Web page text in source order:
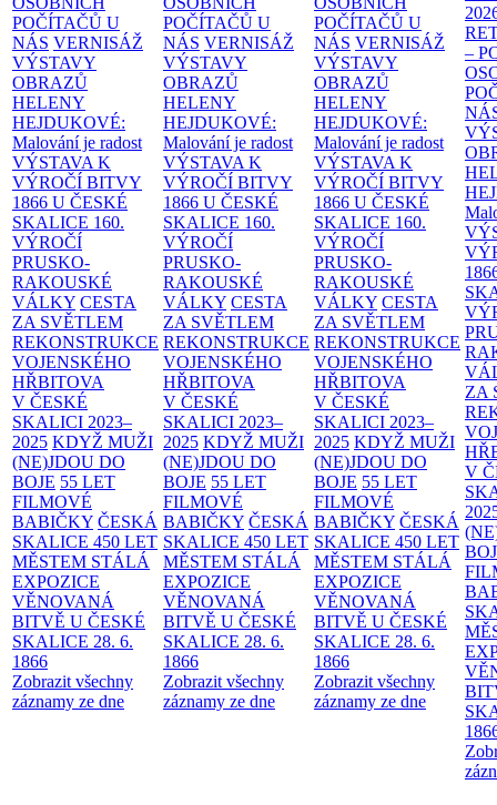
POČÍTAČŮ U
NÁS VERNISÁŽ
VÝSTAVY
OBRAZŮ
HELENY
HEJDUKOVÉ:
Malování je radost
VÝSTAVA K
VÝROČÍ BITVY
1866 U ČESKÉ
SKALICE 160.
VÝROČÍ
PRUSKO-
RAKOUSKÉ
VÁLKY CESTA
ZA SVĚTLEM
REKONSTRUKCE
VOJENSKÉHO
HŘBITOVA
V ČESKÉ
SKALICI 2023–
2025 KDYŽ MUŽI
(NE)JDOU DO
BOJE 55 LET
FILMOVÉ
BABIČKY ČESKÁ
SKALICE 450 LET
MĚSTEM STÁLÁ
EXPOZICE
VĚNOVANÁ
BITVĚ U ČESKÉ
SKALICE 28. 6.
1866
Zobrazit všechny
záznamy ze dne
POČÍTAČŮ U
NÁS VERNISÁŽ
VÝSTAVY
OBRAZŮ
HELENY
HEJDUKOVÉ:
Malování je radost
VÝSTAVA K
VÝROČÍ BITVY
1866 U ČESKÉ
SKALICE 160.
VÝROČÍ
PRUSKO-
RAKOUSKÉ
VÁLKY CESTA
ZA SVĚTLEM
REKONSTRUKCE
VOJENSKÉHO
HŘBITOVA
V ČESKÉ
SKALICI 2023–
2025 KDYŽ MUŽI
(NE)JDOU DO
BOJE 55 LET
FILMOVÉ
BABIČKY ČESKÁ
SKALICE 450 LET
MĚSTEM STÁLÁ
EXPOZICE
VĚNOVANÁ
BITVĚ U ČESKÉ
SKALICE 28. 6.
1866
Zobrazit všechny
záznamy ze dne
POČÍTAČŮ U
NÁS VERNISÁŽ
VÝSTAVY
OBRAZŮ
HELENY
HEJDUKOVÉ:
Malování je radost
VÝSTAVA K
VÝROČÍ BITVY
1866 U ČESKÉ
SKALICE 160.
VÝROČÍ
PRUSKO-
RAKOUSKÉ
VÁLKY CESTA
ZA SVĚTLEM
REKONSTRUKCE
VOJENSKÉHO
HŘBITOVA
V ČESKÉ
SKALICI 2023–
2025 KDYŽ MUŽI
(NE)JDOU DO
BOJE 55 LET
FILMOVÉ
BABIČKY ČESKÁ
SKALICE 450 LET
MĚSTEM STÁLÁ
EXPOZICE
VĚNOVANÁ
BITVĚ U ČESKÉ
SKALICE 28. 6.
1866
Zobrazit všechny
záznamy ze dne
–
ZA
V